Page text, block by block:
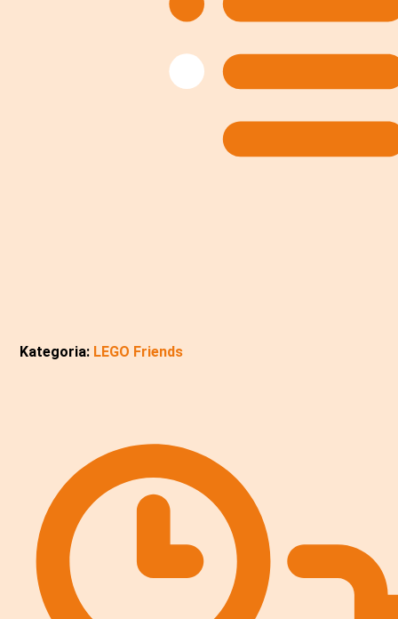
Kategoria: LEGO Friends